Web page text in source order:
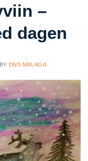
–
dagen
BY DNS MALAGA